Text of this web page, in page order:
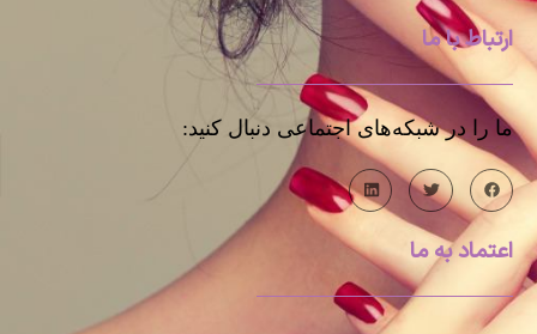
ارتباط با ما
ما را در شبکه‌های اجتماعی دنبال کنید:
اعتماد به ما